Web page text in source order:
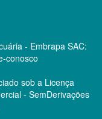
- Embrapa SAC:
conosco
sob a Licença
- SemDerivações